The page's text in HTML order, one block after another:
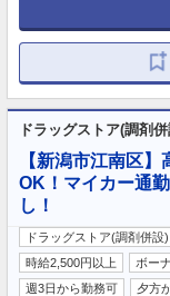
ドラッグストア(調剤
【新潟市江南区
OK！マイカー通
し！
ドラッグストア(調剤併設)
時給2,500円以上
ボー
週3日から勤務可
夕方